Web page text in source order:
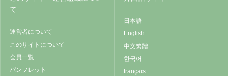
て
運営者について
このサイトについて
会員一覧
パンフレット
日本語
English
中文繁體
한국어
français